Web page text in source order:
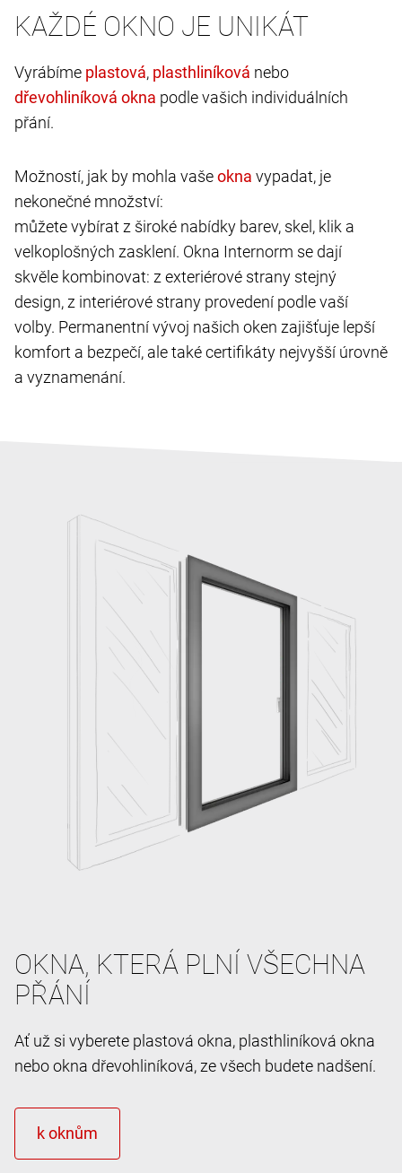
KAŽDÉ OKNO JE UNIKÁT
Vyrábíme ,
nebo
podle vašich individuálních
přání.
Možností, jak by mohla vaše
vypadat, je
nekonečné množství:
můžete vybírat z široké nabídky barev, skel, klik a
velkoplošných zasklení. Okna Internorm se dají
skvěle kombinovat: z exteriérové strany stejný
design, z interiérové strany provedení podle vaší
volby. Permanentní vývoj našich oken zajišťuje lepší
komfort a bezpečí, ale také certifikáty nejvyšší úrovně
a vyznamenání.
OKNA, KTERÁ PLNÍ VŠECHNA
PŘÁNÍ
Ať už si vyberete plastová okna, plasthliníková okna
nebo okna dřevohliníková, ze všech budete nadšení.